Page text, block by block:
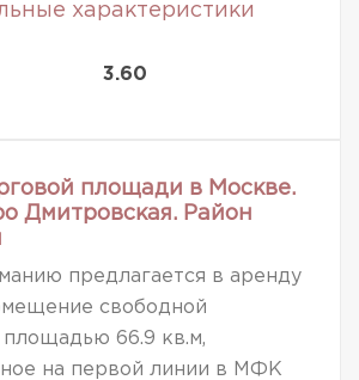
характеристики
3.60
площади в Москве.
Дмитровская. Район
предлагается в аренду
свободной
площадью 66.9 кв.м,
на первой линии в МФК